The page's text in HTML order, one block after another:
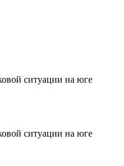
ситуации на юге
ситуации на юге